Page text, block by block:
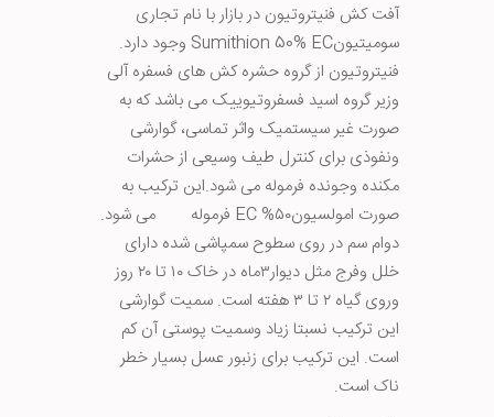
آفت کش فنیتروتیون در بازار با نام تجاری
سومیتیونSumithion 50% EC وجود دارد.
فنیتروتیون از گروه حشره کش های فسفره آلی
وزیر گروه اسید فسفروتیوییک می باشد که به
صورت غیر سیستمیک واثر تماسی، گوارشی
ونفوذی برای کنترل طیف وسیعی از حشرات
مکنده وجونده فرموله می شود.این ترکیب به
صورت امولسیون۵۰% EC فرموله می شود.
دوام سم در روی سطوح سمپاشی شده دارای
خلل وفرج مثل دیوار۳ماه در خاک ۱۰ تا ۲۰ روز
وروی گیاه ۲ تا ۳ هفته است. سمیت گوارشی
این ترکیب نسبتا زیاد وسمیت پوستی آن کم
است. این ترکیب برای زنبور عسل بسیار خطر
ناک است.